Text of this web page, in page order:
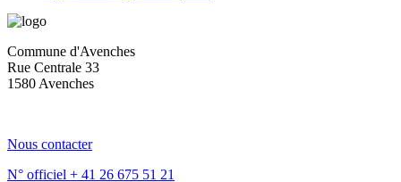
Commune d'Avenches
Rue Centrale 33
1580 Avenches
Nous contacter
N° officiel + 41 26 675 51 21